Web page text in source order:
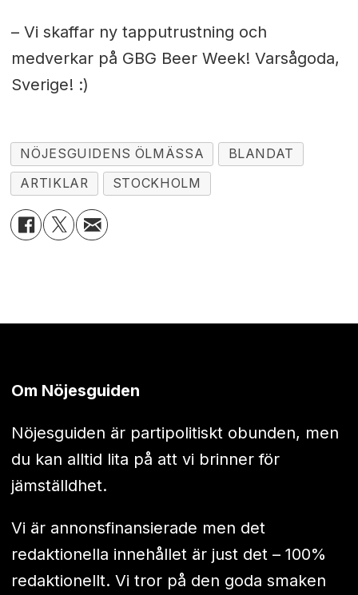
– Vi skaffar ny tapputrustning och
medverkar på GBG Beer Week! Varsågoda,
Sverige! :)
NÖJESGUIDENS ÖLMÄSSA
BLANDAT
ARTIKLAR
STOCKHOLM
Om Nöjesguiden
Nöjesguiden är partipolitiskt obunden, men
du kan alltid lita på att vi brinner för
jämställdhet.
Vi är annonsfinansierade men det
redaktionella innehållet är just det – 100%
redaktionellt. Vi tror på den goda smaken